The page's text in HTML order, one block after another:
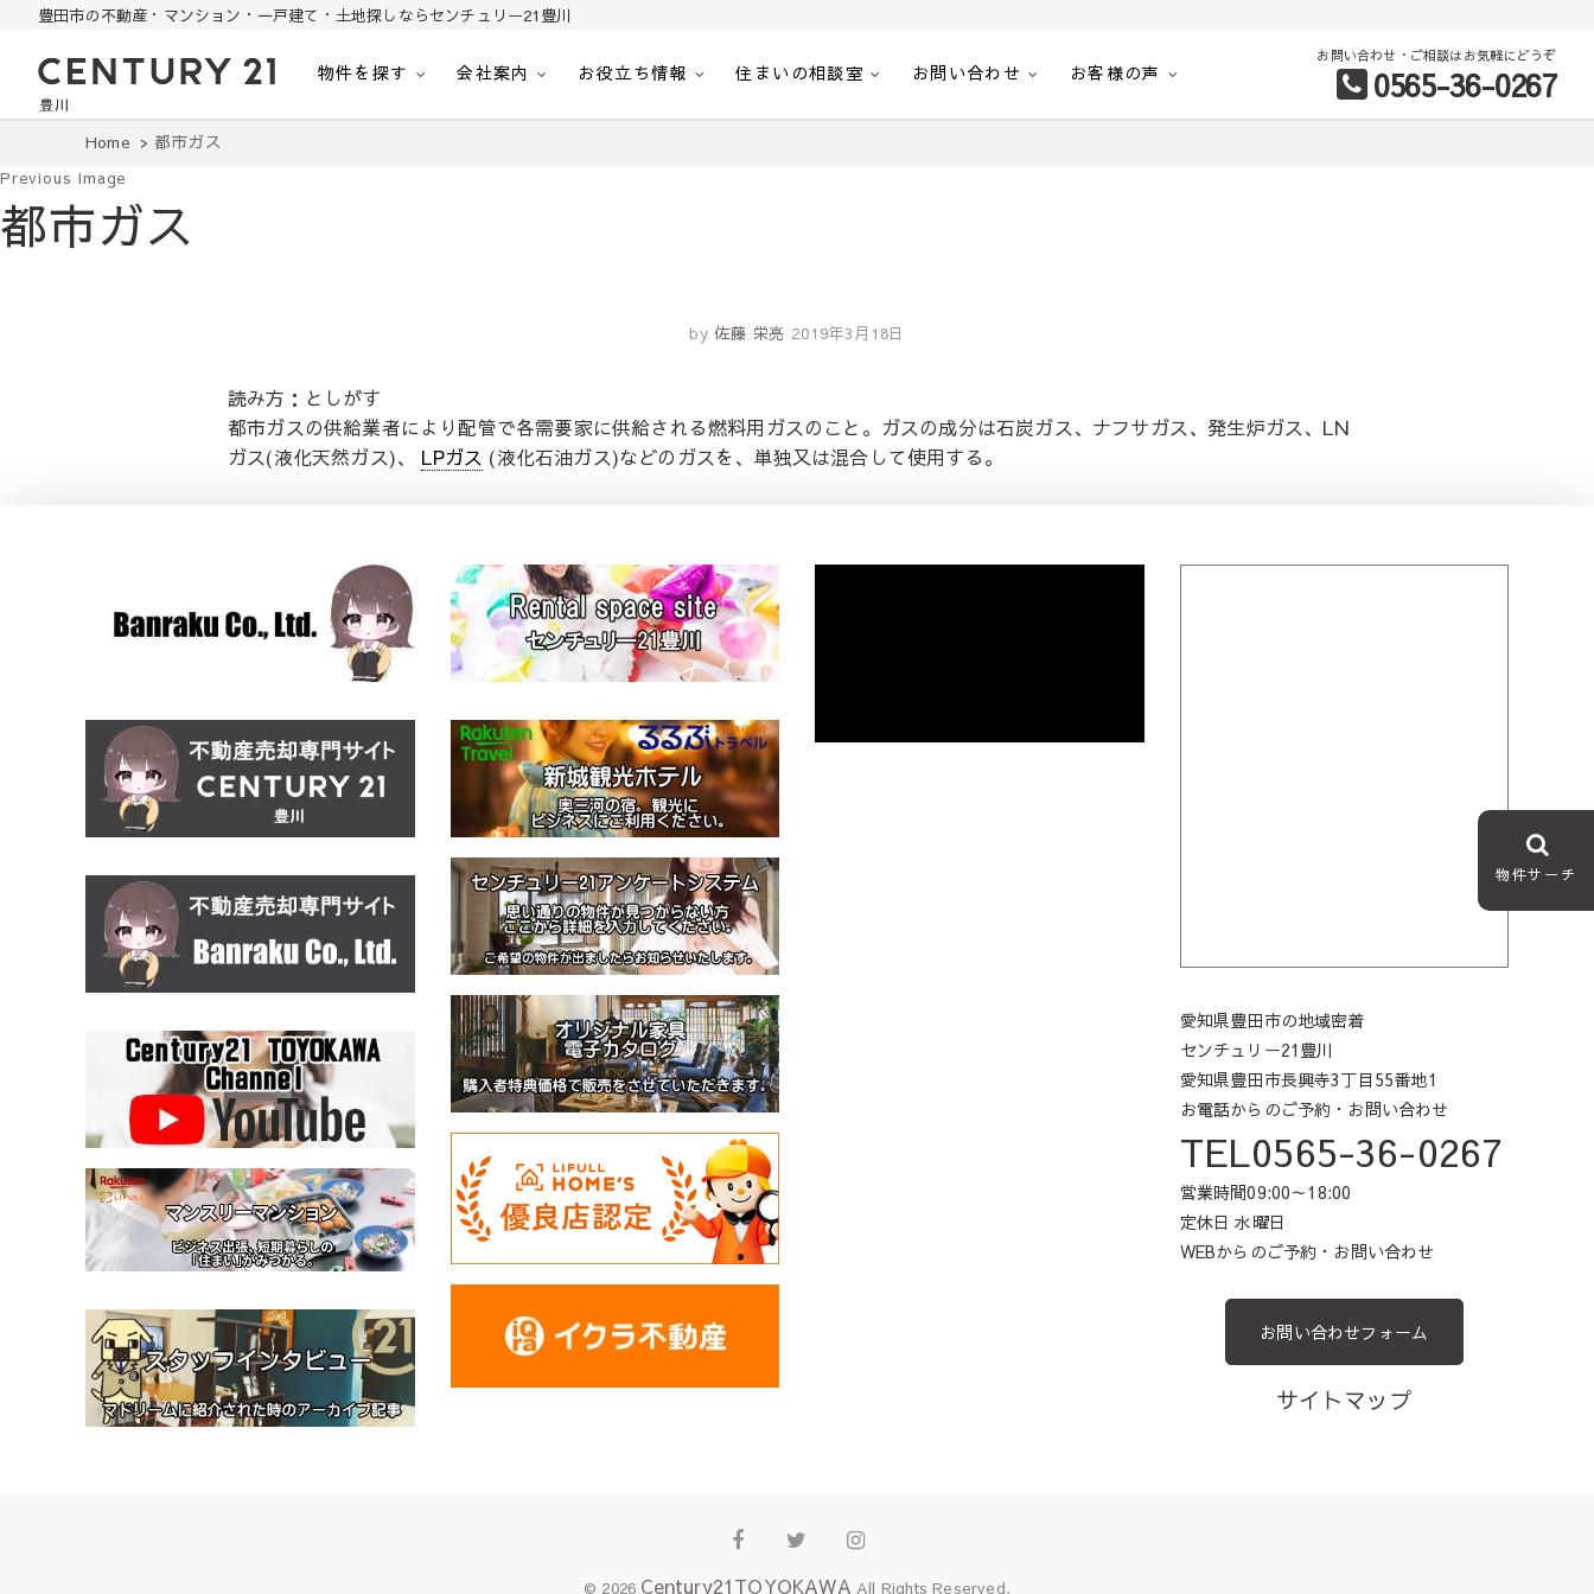
豊田市の不動産・マンション・一戸建て・土地探しならセンチュリー21豊川
豊田市の中古住宅・土地・リノベ物件探し｜センチュリー21豊川
物件を探す 会社案内 お役立ち情報 住まいの相談室 お問い合わせ お客様の声
お問い合わせ・ご相談はお気軽にどうぞ
0565-36-0267
Home 都市ガス
Previous Image
都市ガス
by 佐藤 栄亮 2019年3月18日
読み方：としがす
都市ガスの供給業者により配管で各需要家に供給される燃料用ガスのこと。ガスの成分は石炭ガス、ナフサガス、発生炉ガス、LN
ガス(液化天然ガス)、 LPガス (液化石油ガス)などのガスを、単独又は混合して使用する。
物件サーチ
愛知県豊田市の地域密着
センチュリー21豊川
愛知県豊田市長興寺3丁目55番地1
お電話からのご予約・お問い合わせ
TEL0565-36-0267
営業時間09:00～18:00
定休日 水曜日
WEBからのご予約・お問い合わせ
お問い合わせフォーム
サイトマップ
FacebookTwitterInstagram
© 2026 Century21TOYOKAWA All Rights Reserved.